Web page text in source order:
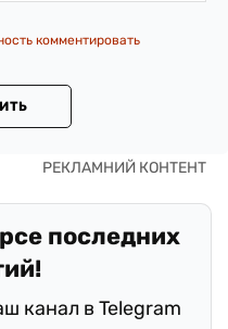
комментировать
последних
канал в Telegram